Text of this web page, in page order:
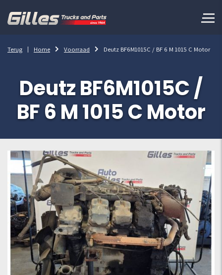
Terug Home Voorraad Deutz BF6M1015C / BF 6 M 1015 C Motor
Deutz BF6M1015C /
BF 6 M 1015 C Motor